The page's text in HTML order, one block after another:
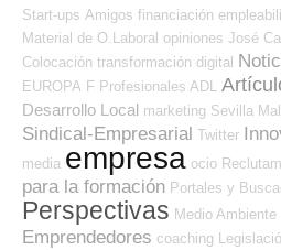
Start-ups Amigos financiación
Material de O.Laboral opiniones José
Colocación transformación digital
EUROPA F Profesionales ADL
Desarrollo Local marketing Sevilla
Sindical-Empresarial Twitter
media empresa ocio
para la formación Portales y
Perspectivas Medio Ambiente
Emprendedores coaching